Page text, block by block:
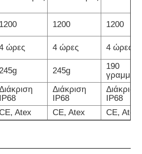
1200 1200
1200
ώρες 4 ώρες 4 ώρες
245g
190
IP68
Διάκριση
IP68
Διάκριση
IP68
CE, Atex CE, Atex CE, Atex